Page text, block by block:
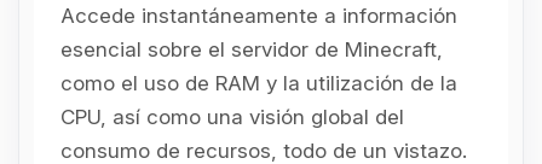
Accede instantáneamente a información
esencial sobre el servidor de Minecraft,
como el uso de RAM y la utilización de la
CPU, así como una visión global del
consumo de recursos, todo de un vistazo.